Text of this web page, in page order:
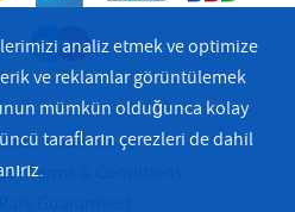
Hotel Group
Terms & Conditions
analiz etmek ve optimize
ve reklamlar görüntülemek
mümkün olduğunca kolay
tarafların çerezleri de dahil